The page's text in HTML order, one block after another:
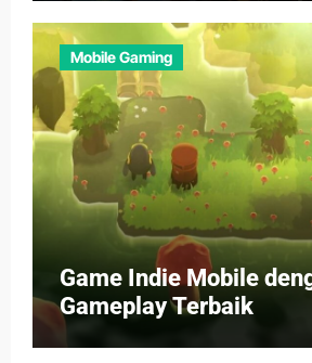
Mobile Gaming
Game Indie Mobile
Gameplay Terbaik